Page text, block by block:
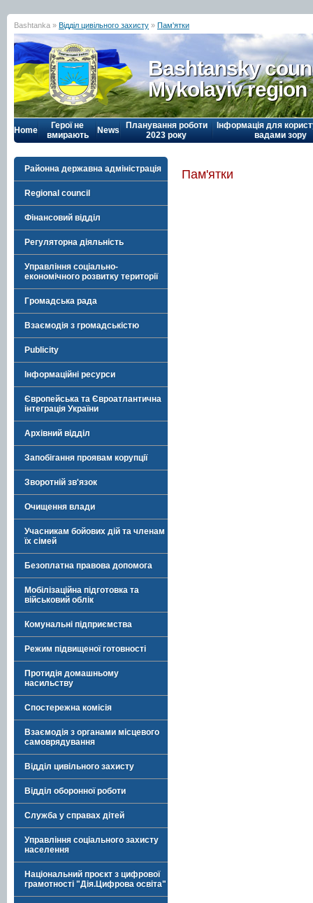
Bashtanka » Відділ цивільного захисту » Пам'ятки
Bashtansky
Mykolayiv region
Home
Герої не
вмирають
News
Планування роботи
2023 року
Інформація для
вадами зору
Районна державна адміністрація
Regional council
Фінансовий відділ
Регуляторна діяльність
Управління соціально-
економічного розвитку території
Громадська рада
Взаємодія з громадськістю
Publicity
Інформаційні ресурси
Європейська та Євроатлантична
інтеграція України
Архівний відділ
Запобігання проявам корупції
Зворотній зв'язок
Очищення влади
Учасникам бойових дій та членам
їх сімей
Безоплатна правова допомога
Мобілізаційна підготовка та
військовий облік
Комунальні підприємства
Режим підвищеної готовності
Протидія домашньому
насильству
Спостережна комісія
Взаємодія з органами місцевого
самоврядування
Відділ цивільного захисту
Відділ оборонної роботи
Служба у справах дітей
Управління соціального захисту
населення
Національний проєкт з цифрової
грамотності "Дія.Цифрова освіта"
Пам'ятки